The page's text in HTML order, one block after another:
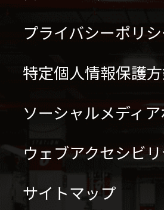
プライバシーポリ
特定個人情報保護
ソーシャルメディ
ウェブアクセシビ
サイトマップ